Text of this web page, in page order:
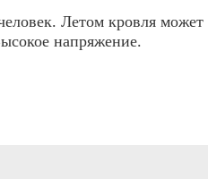
Летом кровля
напряжение.